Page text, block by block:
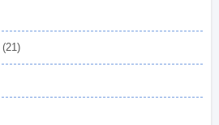
(21)